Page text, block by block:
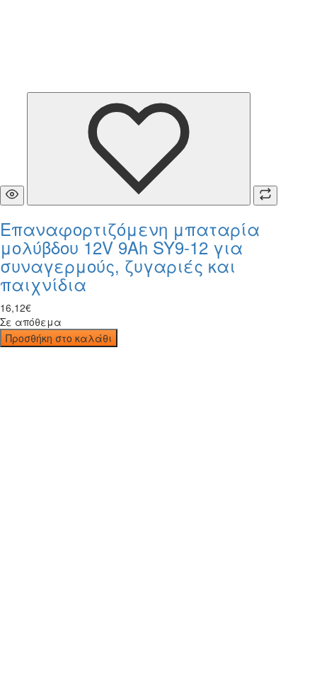
Επαναφορτιζόμενη μπαταρία
μολύβδου 12V 9Ah SY9-12 για
συναγερμούς, ζυγαριές και
παιχνίδια
16,12€
Σε απόθεμα
Προσθήκη στο καλάθι